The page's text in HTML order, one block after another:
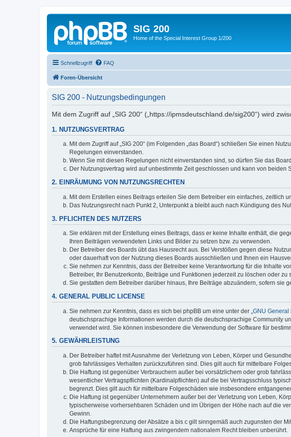
SIG 200
Home of the Special Interest Group 1/200
Schnellzugriff FAQ
Foren-Übersicht
SIG 200 - Nutzungsbedingungen
Mit dem Zugriff auf „SIG 200“ („https://ipmsdeutschland.de/sig200“) wird
1. NUTZUNGSVERTRAG
Mit dem Zugriff auf „SIG 200“ (im Folgenden „das Board“) schließen Sie einen
Regelungen einverstanden.
Wenn Sie mit diesen Regelungen nicht einverstanden sind, so dürfen Sie das
Der Nutzungsvertrag wird auf unbestimmte Zeit geschlossen und kann von
2. EINRÄUMUNG VON NUTZUNGSRECHTEN
Mit dem Erstellen eines Beitrags erteilen Sie dem Betreiber ein einfaches, zeitlich
Das Nutzungsrecht nach Punkt 2, Unterpunkt a bleibt auch nach Kündigung des
3. PFLICHTEN DES NUTZERS
Sie erklären mit der Erstellung eines Beitrags, dass er keine Inhalte enthält, die
Ihren Beiträgen verwendeten Links und Bilder zu setzen bzw. zu verwenden.
Der Betreiber des Boards übt das Hausrecht aus. Bei Verstößen gegen diese
oder dauerhaft von der Nutzung dieses Boards ausschließen und Ihnen ein
Sie nehmen zur Kenntnis, dass der Betreiber keine Verantwortung für die Inhalte
Betreiber, Ihr Benutzerkonto, Beiträge und Funktionen jederzeit zu löschen oder zu
Sie gestatten dem Betreiber darüber hinaus, Ihre Beiträge abzuändern, sofern
4. GENERAL PUBLIC LICENSE
Sie nehmen zur Kenntnis, dass es sich bei phpBB um eine unter der „ GNU General
deutschsprachige Informationen werden durch die deutschsprachige Community
verwendet wird. Sie können insbesondere die Verwendung der Software für
5. GEWÄHRLEISTUNG
Der Betreiber haftet mit Ausnahme der Verletzung von Leben, Körper und
grob fahrlässiges Verhalten zurückzuführen sind. Dies gilt auch für mittelbare
Die Haftung ist gegenüber Verbrauchern außer bei vorsätzlichem oder grob
wesentlicher Vertragspflichten (Kardinalpflichten) auf die bei Vertragsschluss
begrenzt. Dies gilt auch für mittelbare Folgeschäden wie insbesondere
Die Haftung ist gegenüber Unternehmern außer bei der Verletzung von Leben,
typischerweise vorhersehbaren Schäden und im Übrigen der Höhe nach auf die
Gewinn.
Die Haftungsbegrenzung der Absätze a bis c gilt sinngemäß auch zugunsten der
Ansprüche für eine Haftung aus zwingendem nationalem Recht bleiben unberührt.